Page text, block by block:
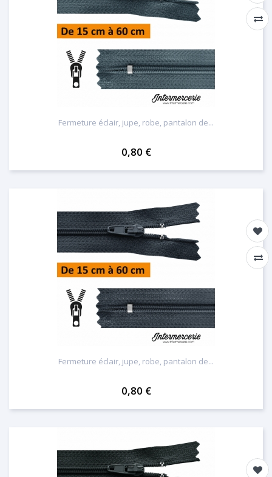
Fermeture éclair, jupe, robe, pantalon de...
0,80 €
Fermeture éclair, jupe, robe, pantalon de...
0,80 €